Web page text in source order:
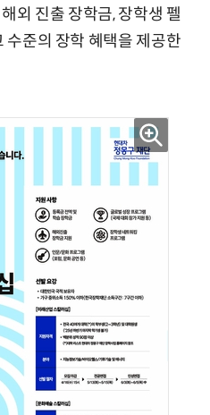
외 진출 장학금, 장학생 펠
수준의 장학 혜택을 제공한